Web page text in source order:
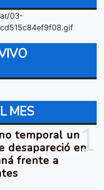
03-
MES
1
temporal un
desapareció en
frente a